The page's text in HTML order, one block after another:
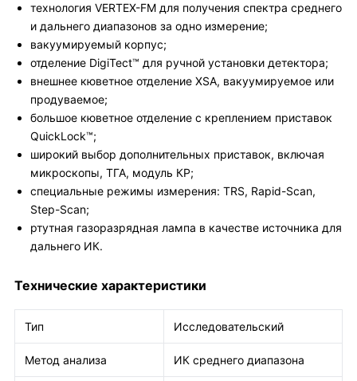
технология VERTEX-FM для получения спектра среднего
и дальнего диапазонов за одно измерение;
вакуумируемый корпус;
отделение DigiTect™ для ручной установки детектора;
внешнее кюветное отделение XSA, вакуумируемое или
продуваемое;
большое кюветное отделение с креплением приставок
QuickLock™;
широкий выбор дополнительных приставок, включая
микроскопы, ТГА, модуль КР;
специальные режимы измерения: TRS, Rapid-Scan,
Step-Scan;
ртутная газоразрядная лампа в качестве источника для
дальнего ИК.
Технические характеристики
Тип Исследовательский
Метод анализа ИК среднего диапазона